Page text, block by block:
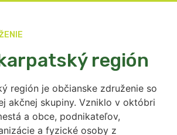
región
región je občianske združenie so
akčnej skupiny. Vzniklo v októbri
a obce, podnikateľov,
a fyzické osoby z